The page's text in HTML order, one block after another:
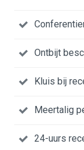
Ontbijt
Kluis bij
Meertalig
24-uurs